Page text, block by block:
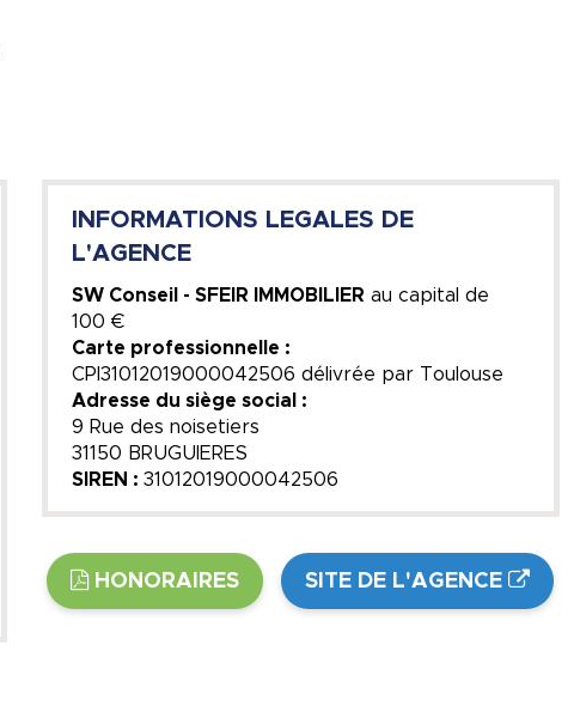
INFORMATIONS LEGALES DE
L'AGENCE
SW Conseil - SFEIR IMMOBILIER au capital de
100 €
Carte professionnelle :
CPI31012019000042506 délivrée par Toulouse
Adresse du siège social :
9 Rue des noisetiers
31150 BRUGUIERES
SIREN : 31012019000042506
HONORAIRES SITE DE L'AGENCE